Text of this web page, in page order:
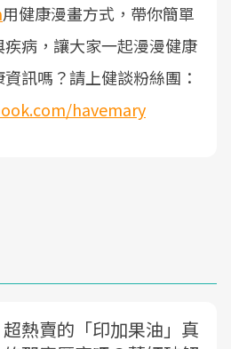
用健康漫畫方式，帶你簡單
病，讓大家一起漫漫健康
訊嗎？請上健談粉絲團：
havemary
超熱賣的「印加果油」真